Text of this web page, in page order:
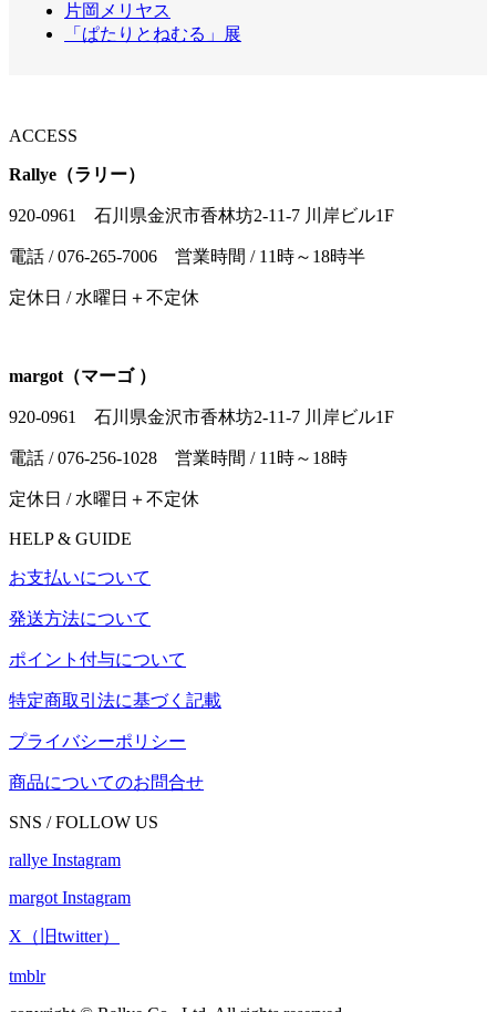
片岡メリヤス
「ぱたりとねむる」展
ACCESS
Rallye（ラリー）
920-0961 石川県金沢市香林坊2-11-7 川岸ビル1F
電話 / 076-265-7006 営業時間 / 11時～18時半
定休日 / 水曜日＋不定休
margot（マーゴ ）
920-0961 石川県金沢市香林坊2-11-7 川岸ビル1F
電話 / 076-256-1028 営業時間 / 11時～18時
定休日 / 水曜日＋不定休
HELP & GUIDE
お支払いについて
発送方法について
ポイント付与について
特定商取引法に基づく記載
プライバシーポリシー
商品についてのお問合せ
SNS / FOLLOW US
rallye Instagram
margot Instagram
X（旧twitter）
tmblr